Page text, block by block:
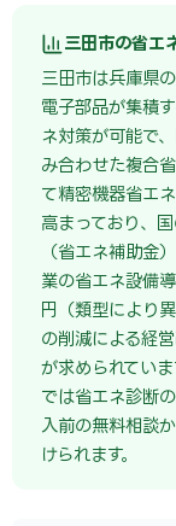
三田市の省エ
三田市は兵庫県
電子部品が集積
ネ対策が可能で
み合わせた複合
て精密機器省エ
高まっており、
（省エネ補助金
業の省エネ設備
円（類型により
の削減による経
が求められてい
では省エネ診断
入前の無料相談
けられます。